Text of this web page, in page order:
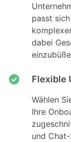
passt
dabei
Flexible
Wählen
Ihre
und